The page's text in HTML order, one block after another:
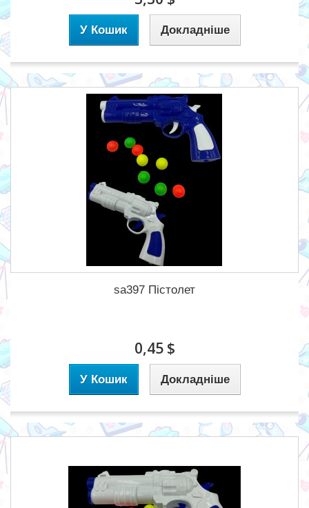
У Кошик Докладніше
sa397 Пістолет
0,45 $
У Кошик Докладніше